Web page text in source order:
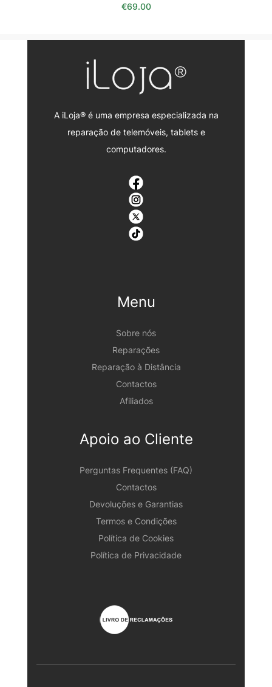
€69.00
A iLoja® é uma empresa especializada na
reparação de telemóveis, tablets e
computadores.
Menu
Sobre nós
Reparações
Reparação à Distância
Contactos
Afiliados
Apoio ao Cliente
Perguntas Frequentes (FAQ)
Contactos
Devoluções e Garantias
Termos e Condições
Política de Cookies
Política de Privacidade